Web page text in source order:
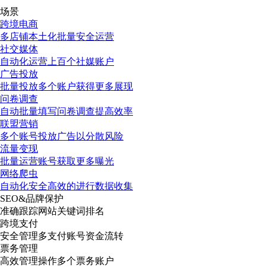
场景
跨境电商
多店铺本土化批量安全运营
社交媒体
自动化运营上百个社媒账户
广告投放
批量投放多个账户获得更多展现
问卷调查
自动批量填写问卷调查提高效率
联盟营销
多个账号投放广告以分散风险
流量变现
批量运营账号获取更多曝光
网络爬虫
自动化安全高效的进行数据收集
SEO&品牌保护
准确跟踪网站关键词排名
跨境支付
安全管理多支付账号资金流转
票务管理
高效管理操作多个票务账户